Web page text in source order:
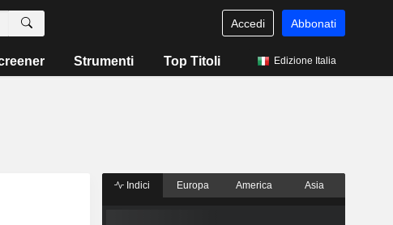
Accedi Abbonati
Strumenti Top Titoli Edizione Italia
Indici Europa America Asia